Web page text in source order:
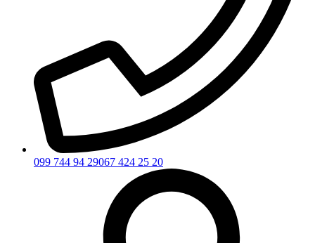
099 744 94 29067 424 25 20